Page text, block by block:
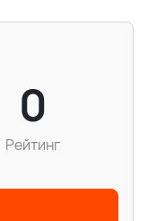
0
Рейтинг